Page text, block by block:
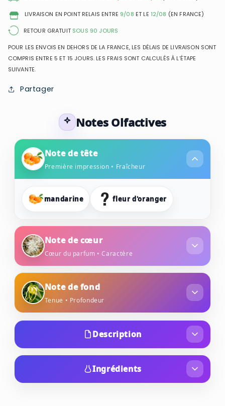
Parfum
pour
Parfum
pour
LIVRAISON EN POINT RELAIS ENTRE 9/08 ET LE 12/08 (EN FRANCE)
RETOUR GRATUIT SOUS 90 JOURS
POUR LES ENVOIS EN DEHORS DE LA FRANCE, LES DÉLAIS DE LIVRAISON SONT
COMPRIS ENTRE 5 ET 15 JOURS. LES FRAIS SONT CALCULÉS À L’ÉTAPE
SUIVANTE.
Partager
Notes Olfactives
Note de tête
Première impression • Fraîcheur
mandarine fleur d'oranger
Note de cœur
Cœur du parfum • Caractère
Note de fond
Tenue • Profondeur
Description
L’eau de parfum Rabanne Olympéa Solar est une
eau de parfum florale intense qui vient
compléter la gamme Olympéa. Celle-ci semble
Ingrédients